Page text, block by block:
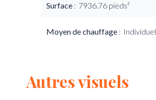
Surface 7936.76 pieds²
Moyen de chauffage Individuel
Autres visuels